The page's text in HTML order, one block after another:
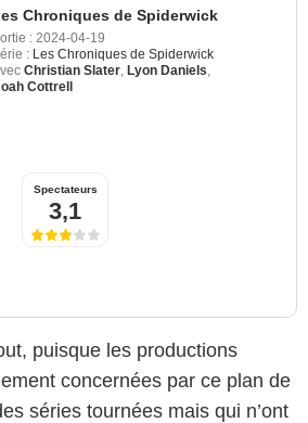
Chroniques de Spiderwick
: 2024-04-19
: Les Chroniques de Spiderwick
Christian Slater Lyon Daniels
Cottrell
Spectateurs
3,1
puisque les productions
concernées par ce plan de
séries tournées mais qui n’ont